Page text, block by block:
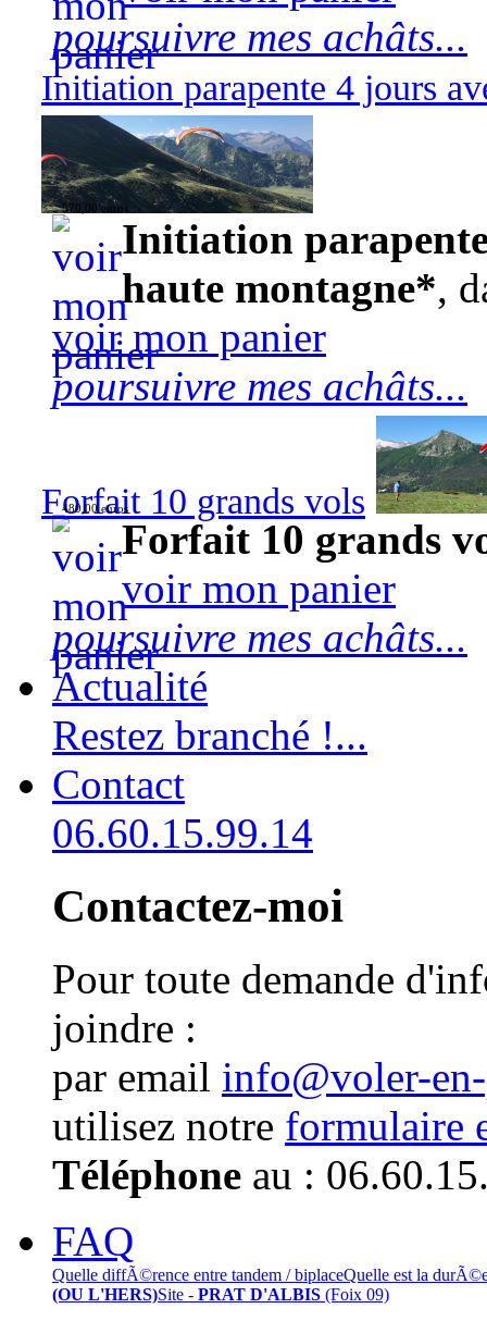
poursuivre mes achâts...
Initiation parapente 4 jours
570,00 euros
Initiation
haute montagne*,
voir mon panier
poursuivre mes achâts...
Forfait 10 grands vols
480,00 euros
Forfait 10 grands
voir mon panier
poursuivre mes achâts...
Actualité
Restez branché !...
Contact
06.60.15.99.14
Contactez-moi
Pour toute demande
joindre :
par email info@voler-
utilisez notre formulaire
Téléphone au :
FAQ
Quelle diffÃ©rence entre tandem / biplaceQuelle est la
(OU L'HERS)Site - PRAT D'ALBIS (Foix 09)